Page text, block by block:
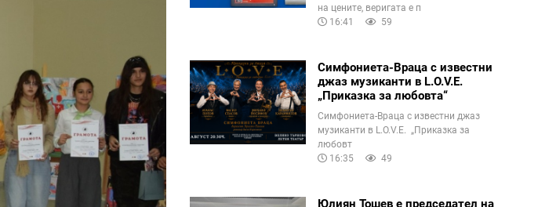
на цените, веригата е п
16:41
59
Симфониета-Враца с известни
джаз музиканти в L.O.V.E.
„Приказка за любовта“
Симфониета-Враца с известни джаз
музиканти в L.O.V.E. „Приказка за
любовт
16:35
49
Юлиян Тошев е председател на